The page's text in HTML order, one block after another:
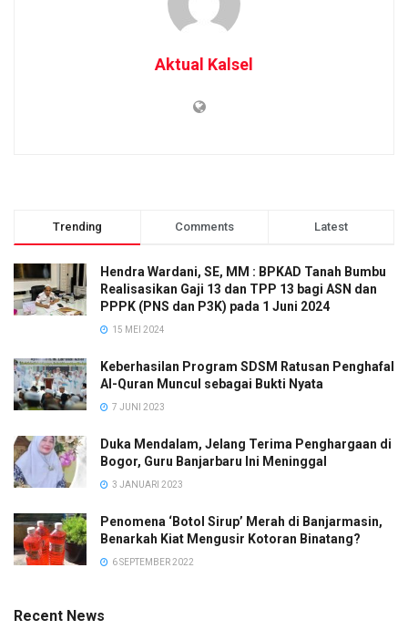
Aktual Kalsel
Trending Comments Latest
Hendra Wardani, SE, MM : BPKAD Tanah Bumbu
Realisasikan Gaji 13 dan TPP 13 bagi ASN dan
PPPK (PNS dan P3K) pada 1 Juni 2024
15 MEI 2024
Keberhasilan Program SDSM Ratusan Penghafal
Al-Quran Muncul sebagai Bukti Nyata
7 JUNI 2023
Duka Mendalam, Jelang Terima Penghargaan di
Bogor, Guru Banjarbaru Ini Meninggal
3 JANUARI 2023
Penomena ‘Botol Sirup’ Merah di Banjarmasin,
Benarkah Kiat Mengusir Kotoran Binatang?
6 SEPTEMBER 2022
Recent News